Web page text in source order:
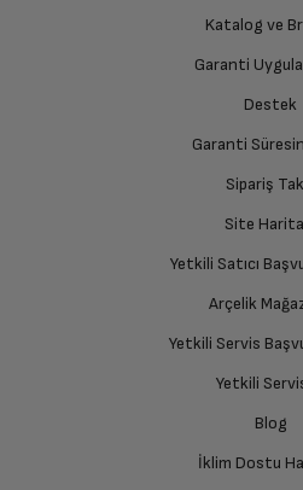
Katalog ve
Garanti
Destek
Garanti
Sipariş
Site
Yetkili Satıcı
Arçelik
Yetkili Servis
Yetkili
Blog
İklim Dostu